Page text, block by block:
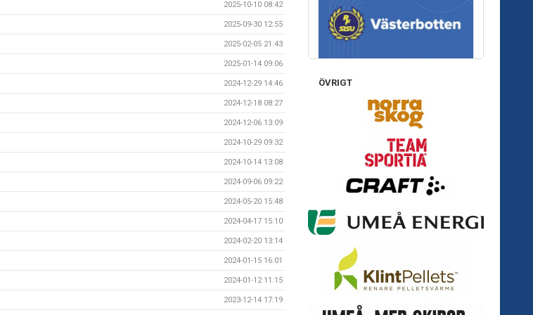
2025-10-10 08:42
2025-09-30 12:55
2025-02-05 21:43
2025-01-14 09:06
2024-12-29 14:46
2024-12-18 08:27
2024-12-06 13:09
2024-10-29 09:32
2024-10-14 13:08
2024-09-06 09:22
2024-05-20 15:48
2024-04-17 15:10
2024-02-20 13:14
2024-01-15 16:01
2024-01-12 11:15
2023-12-14 17:19
ÖVRIGT